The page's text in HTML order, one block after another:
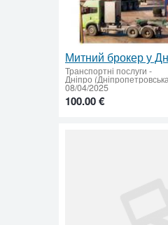
Транспортні послуги -
Дніпро
08/04/2025
100.00 €